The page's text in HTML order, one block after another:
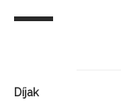
Díjak